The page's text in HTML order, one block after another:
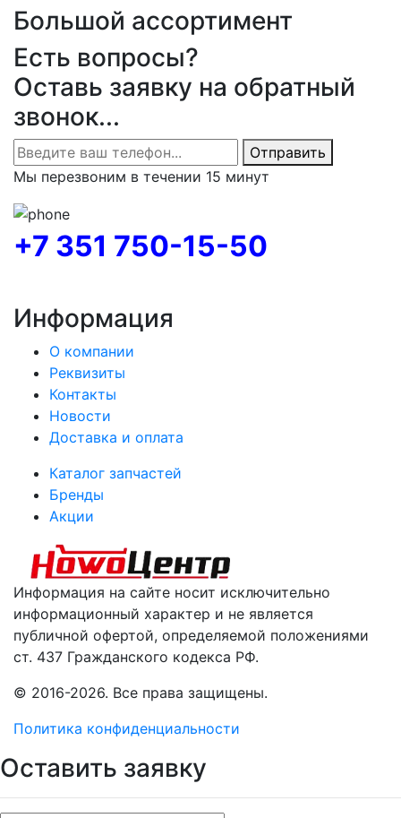
Большой ассортимент
Информация на сайте носит исключительно
информационный характер и не является
публичной офертой, определяемой положениями
ст. 437 Гражданского кодекса РФ.
Есть вопросы?
Оставь заявку на обратный
звонок...
Отправить
Мы перезвоним в течении 15 минут
+7 351 750-15-50
Информация
О компании
Реквизиты
Контакты
Новости
Доставка и оплата
Каталог запчастей
Бренды
Акции
© 2016-2026. Все права защищены.
Политика конфиденциальности
Оставить заявку